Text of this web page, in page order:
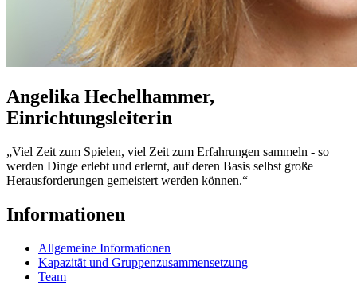
Angelika Hechelhammer,
Einrichtungsleiterin
„Viel Zeit zum Spielen, viel Zeit zum Erfahrungen sammeln - so
werden Dinge erlebt und erlernt, auf deren Basis selbst große
Herausforderungen gemeistert werden können.“
Informationen
Allgemeine Informationen
Kapazität und Gruppenzusammensetzung
Team